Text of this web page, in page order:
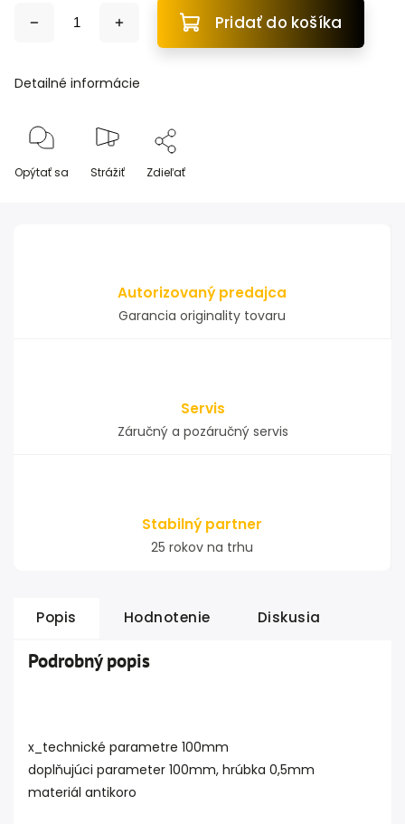
Pridať do košíka
Detailné informácie
Opýtať sa Strážiť Zdieľať
Autorizovaný predajca
Garancia originality tovaru
Servis
Záručný a pozáručný servis
Stabilný partner
25 rokov na trhu
Popis Hodnotenie Diskusia
Podrobný popis
x_technické parametre 100mm
doplňujúci parameter 100mm, hrúbka 0,5mm
materiál antikoro